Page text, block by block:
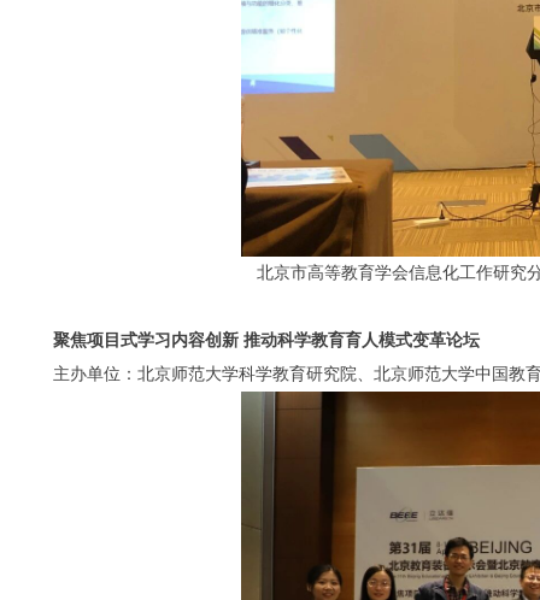
北京市高等教育学会信息化工作研究
聚焦项目式学习内容创新 推动科学教育育人模式变革论坛
主办单位：北京师范大学科学教育研究院、北京师范大学中国教